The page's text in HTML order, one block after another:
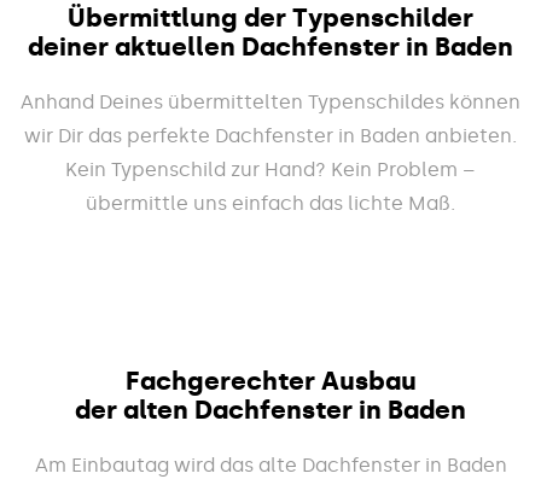
Übermittlung der Typenschilder
deiner aktuellen Dachfenster in Baden
Anhand Deines übermittelten Typenschildes können
wir Dir das perfekte Dachfenster in Baden anbieten.
Kein Typenschild zur Hand? Kein Problem –
übermittle uns einfach das lichte Maß.
Fachgerechter Ausbau
der alten Dachfenster in Baden
Am Einbautag wird das alte Dachfenster in Baden